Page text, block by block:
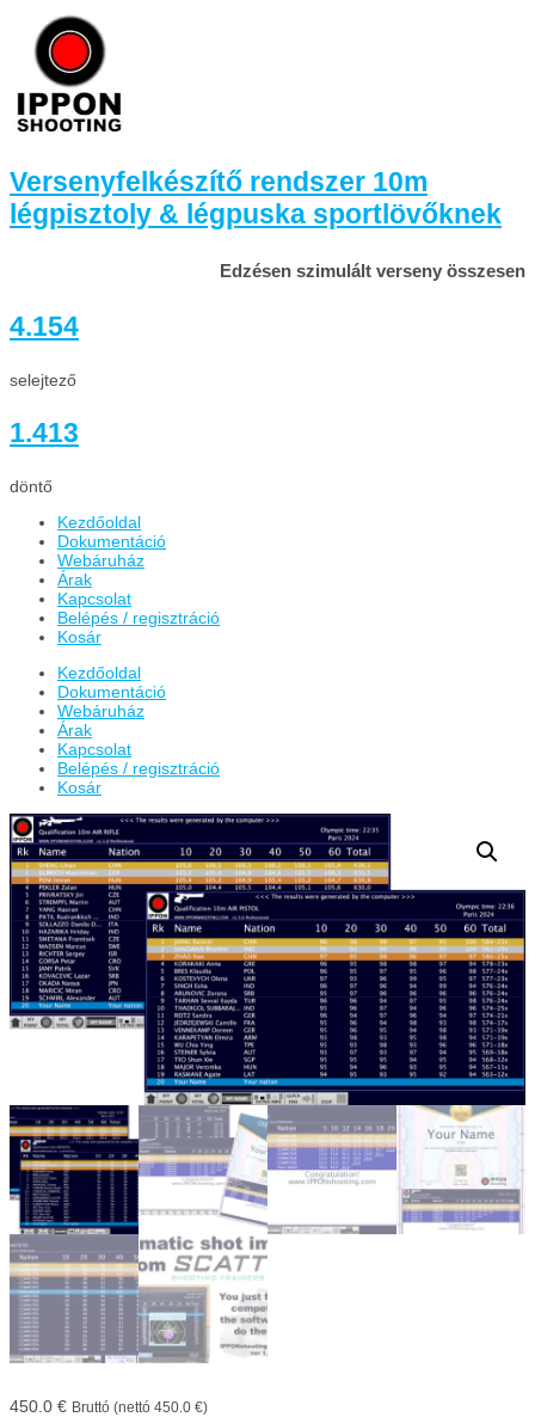
Versenyfelkészítő rendszer 10m
légpisztoly & légpuska sportlövőknek
Edzésen szimulált verseny összesen
4.154
selejtező
1.413
döntő
Kezdőoldal
Dokumentáció
Webáruház
Árak
Kapcsolat
Belépés / regisztráció
Kosár
Kezdőoldal
Dokumentáció
Webáruház
Árak
Kapcsolat
Belépés / regisztráció
Kosár
450.0 € Bruttó (nettó 450.0 €)